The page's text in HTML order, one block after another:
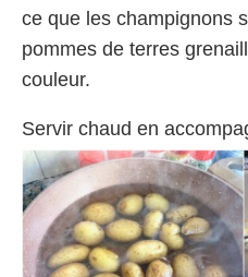
ce que les champignons
pommes de terres
couleur.
Servir chaud en